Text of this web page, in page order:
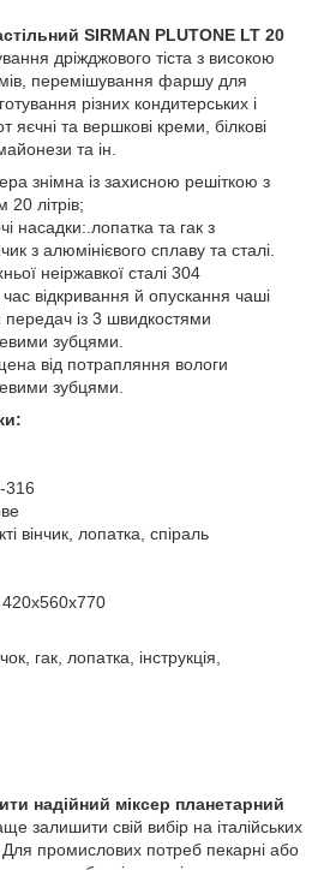
SIRMAN PLUTONE LT 20
дріжджового тіста з високою
перемішування фаршу для
різних кондитерських і
яєчні та вершкові креми, білкові
та ін.
знімна із захисною решіткою з
20 літрів;
насадки:.лопатка та гак з
з алюмінієвого сплаву та сталі.
неіржавкої сталі 304
відкривання й опускання чаші
із 3 швидкостями
зубцями.
від потрапляння вологи
зубцями.
316
вінчик, лопатка, спіраль
гак, лопатка, інструкція,
надійний міксер планетарний
залишити свій вибір на італійських
промислових потреб пекарні або